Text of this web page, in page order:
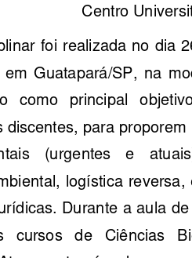
Centro
foi realizada no dia
em  Guatapará/SP,  na
como   principal   ob
discentes, para proporem
(urgentes   e   atu
logística reversa,
Durante a aula
cursos   de   Ciências